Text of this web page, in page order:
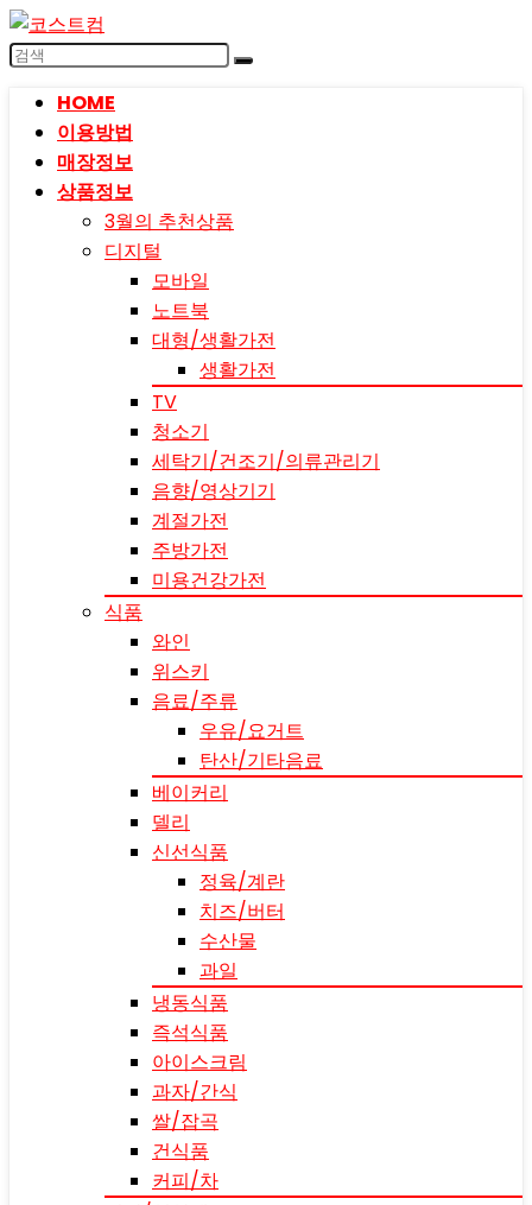
HOME
이용방법
매장정보
상품정보
3월의 추천상품
디지털
모바일
노트북
대형/생활가전
생활가전
TV
청소기
세탁기/건조기/의류관리기
음향/영상기기
계절가전
주방가전
미용건강가전
식품
와인
위스키
음료/주류
우유/요거트
탄산/기타음료
베이커리
델리
신선식품
정육/계란
치즈/버터
수산물
과일
냉동식품
즉석식품
아이스크림
과자/간식
쌀/잡곡
건식품
커피/차